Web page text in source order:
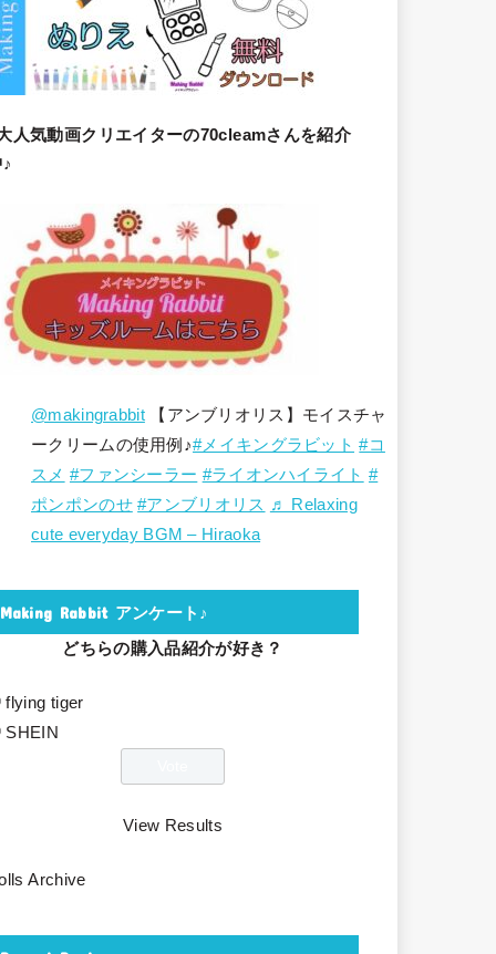
人気動画クリエイターの70cleamさんを紹介
@makingrabbit【アンブリオリス】モイスチャ
ークリームの使用例♪#メイキングラビット #コ
スメ #ファンシーラー #ライオンハイライト #
ポンポンのせ #アンブリオリス ♬ Relaxing
cute everyday BGM – Hiraoka
Making Rabbit アンケート♪
どちらの購入品紹介が好き？
flying tiger
SHEIN
View Results
Archive